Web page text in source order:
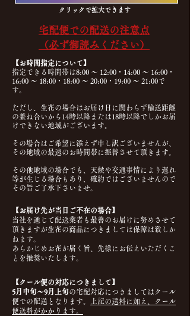
クリックで拡大できます
宅配便での配送の注意点
（必ず御読みください）
【お時間指定について】
指定できる時間帯は8:00 ～ 12:00・14:00 ～ 16:00・
16:00 ～ 18:00・18:00 ～ 20:00・19:00 ～ 21:00で
す。
ただし、生花の場合はお届け日に関わらず輸送距離
の兼ね合いから14時以降または18時以降でしかお届
けできない地域がございます。
その場合はご希望に添えず申し訳ございませんが、
その地域の最速のお時間帯に振替させて頂きます。
その他地域の場合でも、天候や交通事情により遅れ
等が生じる場合もあり、確約ではございませんので
その旨ご了承下さいませ。
【お届け先が当日ご不在の場合】
当社を通じて配送業者も最善のお届けに努めさせて
頂きますが生花の商品につきましては保障は致しか
ねます。
あらかじめお花が届く旨、先様にお伝えいただくこ
とを推奨いたします。
【クール便の対応につきまして】
5月中旬〜9月上旬の宅配対応につきましてはクール
便での配送となります。
上記の送料に加え、クール
便送料がかかります。